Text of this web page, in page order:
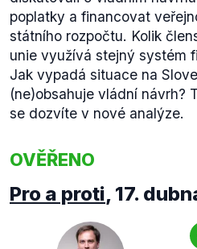
poplatky a financovat
státního rozpočtu. Kolik
unie využívá stejný systém
Jak vypadá situace na
(ne)obsahuje vládní návrh?
se dozvíte v nové analýze.
OVĚŘENO
Pro a proti, 17.